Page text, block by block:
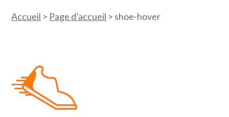
Accueil > Page d’accueil > shoe-hover